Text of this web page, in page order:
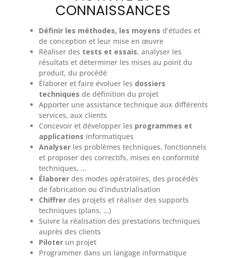
CONNAISSANCES
Définir les méthodes, les moyens d’études et
de conception et leur mise en œuvre
Réaliser des tests et essais, analyser les
résultats et déterminer les mises au point du
produit, du procédé
Élaborer et faire évoluer les dossiers
techniques de définition du projet
Apporter une assistance technique aux différents
services, aux clients
Concevoir et développer les programmes et
applications informatiques
Analyser les problèmes techniques, fonctionnels
et proposer des correctifs, mises en conformité
techniques, …
Élaborer des modes opératoires, des procédés
de fabrication ou d’industrialisation
Chiffrer des projets et réaliser des supports
techniques (plans, …)
Suivre la réalisation des prestations techniques
auprès des clients
Piloter un projet
Programmer dans un langage informatique